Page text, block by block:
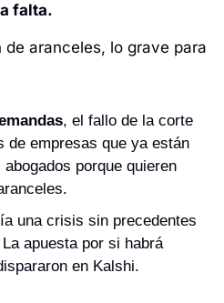
falta.
aranceles, lo grave para
, el fallo de la corte
de empresas que ya están
porque quieren
una crisis sin precedentes
apuesta por si habrá
en Kalshi.